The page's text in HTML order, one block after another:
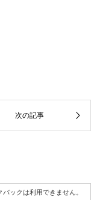
バックは利用できません。